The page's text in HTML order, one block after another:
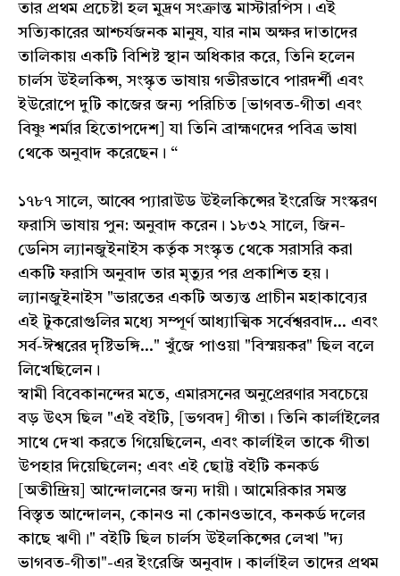
তার প্রথম প্রচেষ্টা হল মুদ্রণ সংক্রান্ত মাস্টারপিস। এই
সত্যিকারের আশ্চর্যজনক মানুষ, যার নাম অক্ষর দাতাদের
তালিকায় একটি বিশিষ্ট স্থান অধিকার করে, তিনি হলেন
চার্লস উইলকিন্স, সংস্কৃত ভাষায় গভীরভাবে পারদর্শী এবং
ইউরোপে দুটি কাজের জন্য পরিচিত [ভাগবত-গীতা এবং
বিষ্ণু শর্মার হিতোপদেশ] যা তিনি ব্রাহ্মণদের পবিত্র ভাষা
থেকে অনুবাদ করেছেন। “
১৭৮৭ সালে, আব্বে প্যারাউড উইলকিন্সের ইংরেজি সংস্করণ
ফরাসি ভাষায় পুন: অনুবাদ করেন। ১৮৩২ সালে, জিন-
ডেনিস ল্যানজুইনাইস কর্তৃক সংস্কৃত থেকে সরাসরি করা
একটি ফরাসি অনুবাদ তার মৃত্যুর পর প্রকাশিত হয়।
ল্যানজুইনাইস "ভারতের একটি অত্যন্ত প্রাচীন মহাকাব্যের
এই টুকরোগুলির মধ্যে সম্পূর্ণ আধ্যাত্মিক সর্বেশ্বরবাদ... এবং
সর্ব-ঈশ্বরের দৃষ্টিভঙ্গি..." খুঁজে পাওয়া "বিস্ময়কর" ছিল বলে
লিখেছিলেন।
স্বামী বিবেকানন্দের মতে, এমারসনের অনুপ্রেরণার সবচেয়ে
বড় উৎস ছিল "এই বইটি, [ভগবদ] গীতা। তিনি কার্লাইলের
সাথে দেখা করতে গিয়েছিলেন, এবং কার্লাইল তাকে গীতা
উপহার দিয়েছিলেন; এবং এই ছোট্ট বইটি কনকর্ড
[অতীন্দ্রিয়] আন্দোলনের জন্য দায়ী। আমেরিকার সমস্ত
বিস্তৃত আন্দোলন, কোনও না কোনওভাবে, কনকর্ড দলের
কাছে ঋণী।" বইটি ছিল চার্লস উইলকিন্সের লেখা "দ্য
ভাগবত-গীতা"-এর ইংরেজি অনুবাদ। কার্লাইল তাদের প্রথম